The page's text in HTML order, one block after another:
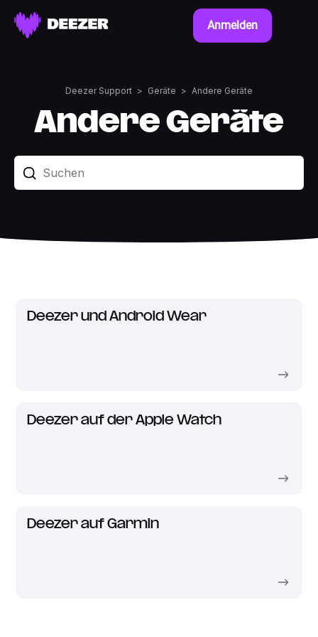
Anmelden
Deezer Support Geräte Andere Geräte
Andere Geräte
Deezer und Android Wear
Deezer auf der Apple Watch
Deezer auf Garmin